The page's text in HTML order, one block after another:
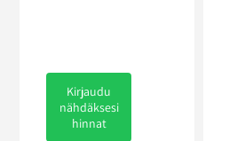
Kirjaudu
nähdäksesi
hinnat